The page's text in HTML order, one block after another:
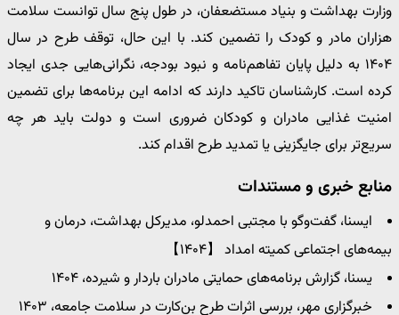
وزارت بهداشت و بنیاد مستضعفان، در طول پنج سال توانست سلامت
هزاران مادر و کودک را تضمین کند. با این حال، توقف طرح در سال
۱۴۰۴ به دلیل پایان تفاهم‌نامه و نبود بودجه، نگرانی‌هایی جدی ایجاد
کرده است. کارشناسان تاکید دارند که ادامه این برنامه‌ها برای تضمین
امنیت غذایی مادران و کودکان ضروری است و دولت باید هر چه
سریع‌تر برای جایگزینی یا تمدید طرح اقدام کند.
منابع خبری و مستندات
ایسنا، گفت‌وگو با مجتبی احمدلو، مدیرکل بهداشت، درمان و
بیمه‌های اجتماعی کمیته امداد 【۱۴۰۴】
یسنا، گزارش برنامه‌های حمایتی مادران باردار و شیرده، ۱۴۰۴
خبرگزاری مهر، بررسی اثرات طرح بن‌کارت در سلامت جامعه، ۱۴۰۳